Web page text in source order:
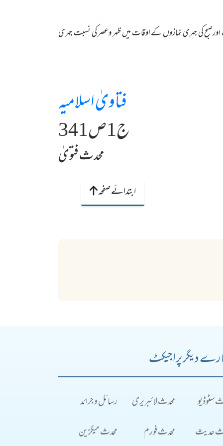
کی جہری نمازوں کے اوقات میں ظہر وعصر کی نسبت جہری
فتاویٰ اسلامیہ
ج1ص341
محدث فتویٰ
ابتدائے صفحہ
دیگر پراجیکٹ
سٹوڈیو محدث لائبریری
رسائل و جرائد
حدیث
محدث فورم محدث میگزین